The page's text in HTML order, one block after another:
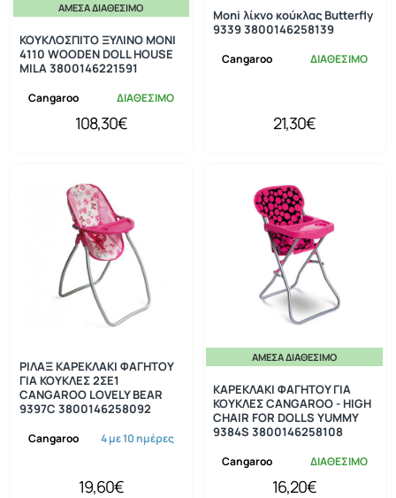
ΆΜΕΣΑ ΔΙΑΘΈΣΙΜΟ
Cangaroo ΔΙΑΘΕΣΙΜΟ
ΚΟΥΚΛΟΣΠΙΤΟ ΞΥΛΙΝΟ ΜΟΝΙ
4110 WOODEN DOLL HOUSE
MILA 3800146221591
108,30€
Cangaroo ΔΙΑΘΕΣΙΜΟ
Moni λίκνο κούκλας Butterfly
9339 3800146258139
21,30€
Cangaroo 4 με 10 ημέρες
ΡΙΛΑΞ ΚΑΡΕΚΛΑΚΙ ΦΑΓΗΤΟΥ
ΓΙΑ ΚΟΥΚΛΕΣ 2ΣΕ1
CANGAROO LOVELY BEAR
9397C 3800146258092
19,60€
ΆΜΕΣΑ ΔΙΑΘΈΣΙΜΟ
Cangaroo ΔΙΑΘΕΣΙΜΟ
ΚΑΡΕΚΛΑΚΙ ΦΑΓΗΤΟΥ ΓΙΑ
ΚΟΥΚΛΕΣ CANGAROO - HIGH
CHAIR FOR DOLLS YUMMY
9384S 3800146258108
16,20€